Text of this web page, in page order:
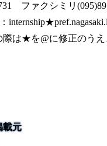
ファクシミリ
際は★を@に修正のう
載元